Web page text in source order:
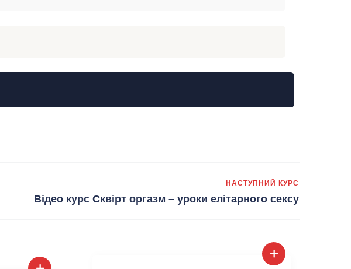
НАСТУПНИЙ КУРС
Відео курс Сквірт оргазм – уроки елітарного сексу